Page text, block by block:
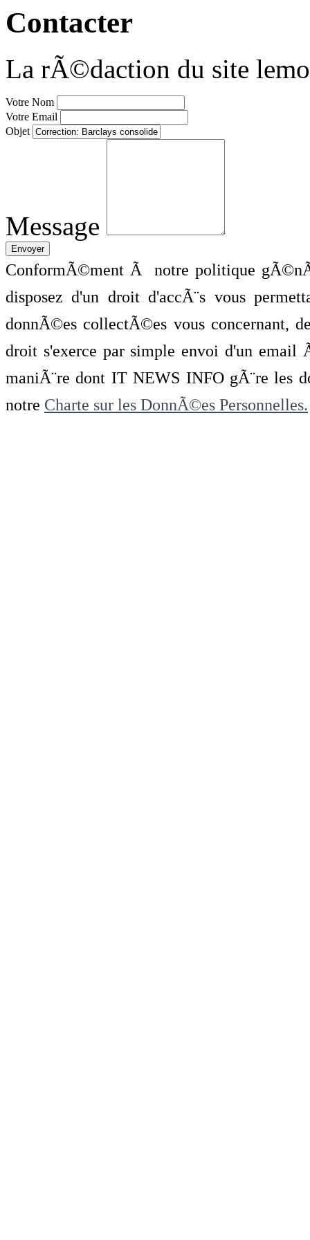
Contacter
La rÃ©daction du site
Votre Nom
Votre Email
Objet
Message
ConformÃ©ment Ã notre politique
disposez d'un droit d'accÃ¨s vous
donnÃ©es collectÃ©es vous concernant,
droit s'exerce par simple envoi d'un
maniÃ¨re dont IT NEWS INFO gÃ¨re les
notre Charte sur les DonnÃ©es Personnelles.